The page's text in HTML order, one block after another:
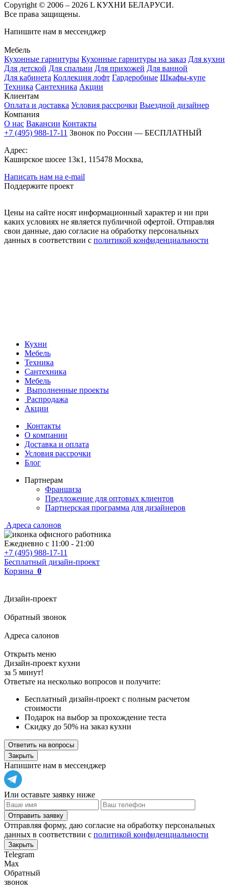
Copyright © 2006 – 2026 L КУХНИ БЕЛАРУСИ.
Все права защищены.
Напишите нам в мессенджер
Мебель
Кухонные гарнитуры Кухонные гарнитуры на заказ Для кухни
Для детской Для спальни Для прихожей Для ванной
Для кабинета Коллекция лофт Гардеробные Шкафы-купе
Техника Сантехника Акции
Клиентам
Оплата и доставка Условия рассрочки Выездной дизайнер
Компания
О нас Вакансии Контакты
+7 (495) 988-17-11 Звонок по России — БЕСПЛАТНЫЙ
Адрес:
Каширское шосее 13к1, 115478 Москва,
Написать нам на e-mail
Поддержите проект
Цены на сайте носят информационный характер и ни при
каких условиях не является публичной офертой. Отправляя
свои данные, даю согласие на обработку персональных
данных в соответствии с политикой конфиденциальности
Кухни
Мебель
Техника
Сантехника
Мебель
Выполненные проекты
Распродажа
Акции
Контакты
О компании
Доставка и оплата
Условия рассрочки
Блог
Партнерам
Франшиза
Предложение для оптовых клиентов
Партнерская программа для дизайнеров
Адреса салонов
Ежедневно с 11:00 - 21:00
+7 (495) 988-17-11
Бесплатный дизайн-проект
Корзина 0
Дизайн-проект
Обратный звонок
Адреса салонов
Открыть меню
Дизайн-проект кухни
за 5 минут!
Ответьте на несколько вопросов и получите:
Бесплатный дизайн-проект с полным расчетом
стоимости
Подарок на выбор за прохождение теста
Скидку до 50% на заказ кухни
Ответить на вопросы
Закрыть
Напишите нам в мессенджер
Или оставьте заявку ниже
Отправить заявку
Отправляя форму, даю согласие на обработку персональных
данных в соответствии с политикой конфиденциальности
Закрыть
Telegram
Max
Обратный
звонок